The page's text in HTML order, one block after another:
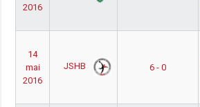
2016
14
mai
2016
JSHB 6 - 0